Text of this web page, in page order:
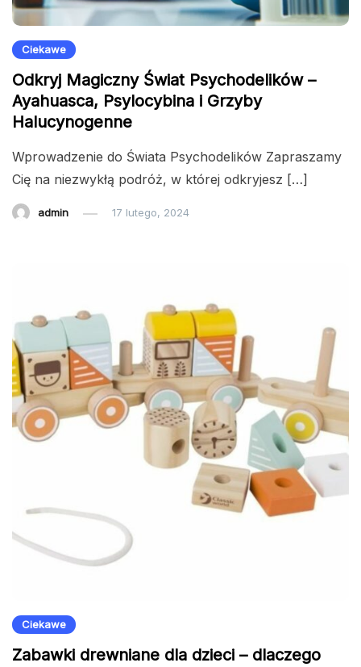
Ciekawe
Odkryj Magiczny Świat Psychodelików –
Ayahuasca, Psylocybina i Grzyby
Halucynogenne
Wprowadzenie do Świata Psychodelików Zapraszamy
Cię na niezwykłą podróż, w której odkryjesz […]
admin 17 lutego, 2024
Ciekawe
Zabawki drewniane dla dzieci – dlaczego